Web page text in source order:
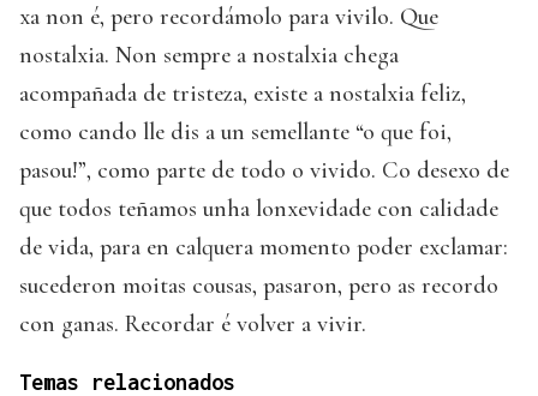
xa non é, pero recordámolo para vivilo. Que
nostalxia. Non sempre a nostalxia chega
acompañada de tristeza, existe a nostalxia feliz,
como cando lle dis a un semellante “o que foi,
pasou!”, como parte de todo o vivido. Co desexo de
que todos teñamos unha lonxevidade con calidade
de vida, para en calquera momento poder exclamar:
sucederon moitas cousas, pasaron, pero as recordo
con ganas. Recordar é volver a vivir.
Temas relacionados